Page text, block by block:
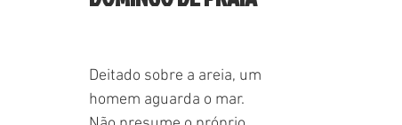
Deitado sobre a areia, um
homem aguarda o mar.